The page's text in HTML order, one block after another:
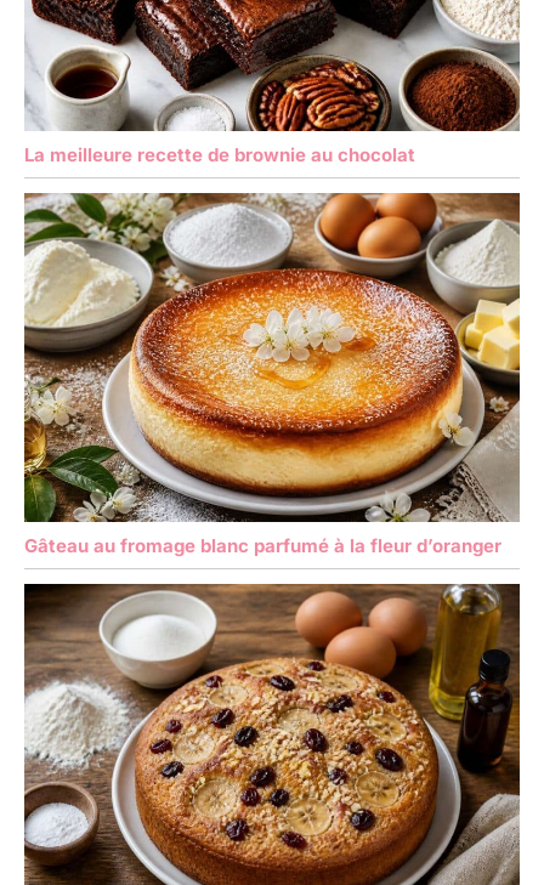
La meilleure recette de brownie au chocolat
Gâteau au fromage blanc parfumé à la fleur d’oranger